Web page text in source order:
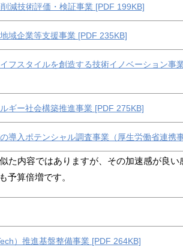
減技術評価・検証事業 [PDF 199KB]
域企業等支援事業 [PDF 235KB]
フスタイルを創造する技術イノベーション事
ギー社会構築推進事業 [PDF 275KB]
導入ポテンシャル調査事業（厚生労働省連携
た内容ではありますが、その加速感が良い
予算倍増です。
）推進基盤整備事業 [PDF 264KB]